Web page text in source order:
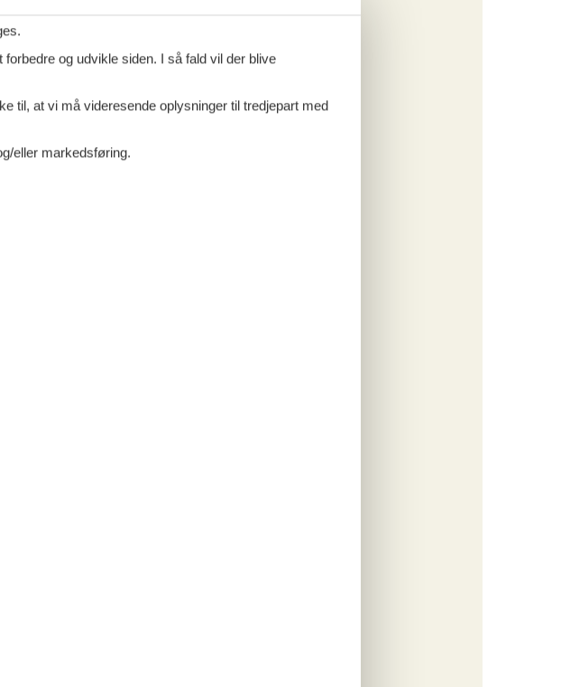
Mere info
7 overnatninger
og udvikle siden. I så fald vil der blive
til, at vi må videresende oplysninger til tredjepart med
eller markedsføring.